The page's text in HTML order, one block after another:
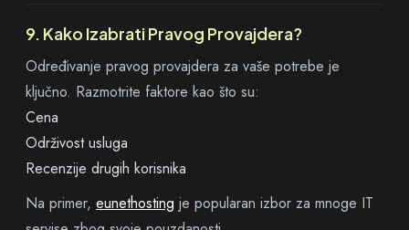
9. Kako Izabrati Pravog Provajdera?
Određivanje pravog provajdera za vaše potrebe je
ključno. Razmotrite faktore kao što su:
Cena
Održivost usluga
Recenzije drugih korisnika
Na primer, eunethosting je popularan izbor za mnoge IT